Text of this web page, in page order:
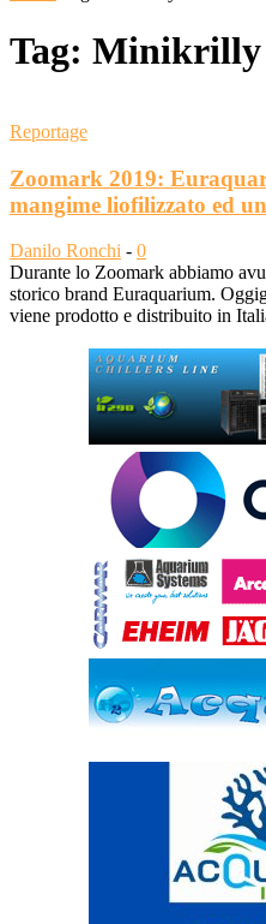
Tag: Minikrilly
Reportage
Zoomark 2019:
mangime liofilizzato ed
Danilo Ronchi - 0
Durante lo Zoomark abbiamo
storico brand Euraquarium.
viene prodotto e distribuito in